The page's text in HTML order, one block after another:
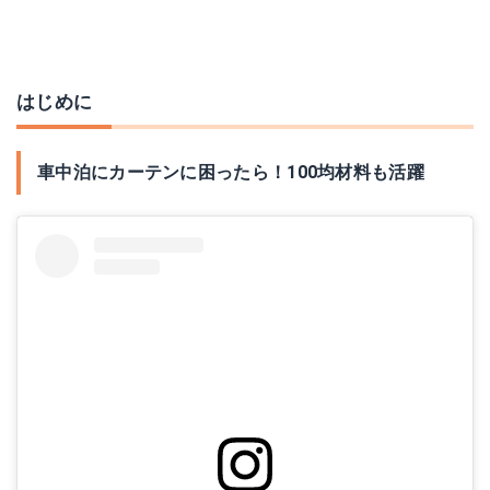
はじめに
車中泊にカーテンに困ったら！100均材料も活躍